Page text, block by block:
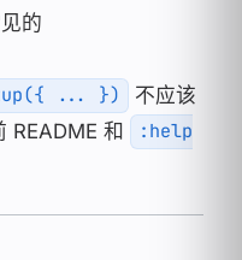
的
... })
不应该
README 和
:help